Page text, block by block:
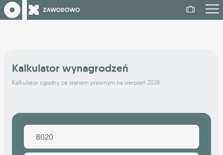
Kalkulator wynagrodzeń
Kalkulator zgodny ze stanem prawnym na sierpień 2026